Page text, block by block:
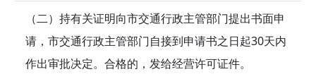
（二）持有关证明向市交通行政主管部门提出书面申
请，市交通行政主管部门自接到申请书之日起30天内
作出审批决定。合格的，发给经营许可证件。